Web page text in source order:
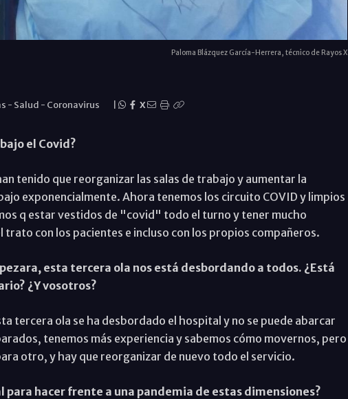
Paloma Blázquez García-Herrera, técnico de Rayos X
- Salud - Coronavirus X
el Covid?
tenido que reorganizar las salas de trabajo y aumentar la
exponencialmente. Ahora tenemos los circuito COVID y limpios
q estar vestidos de "covid" todo el turno y tener mucho
trato con los pacientes e incluso con los propios compañeros.
esta tercera ola nos está desbordando a todos. ¿Está
¿Y vosotros?
tercera ola se ha desbordado el hospital y no se puede abarcar
tenemos más experiencia y sabemos cómo movernos, pero
otro, y hay que reorganizar de nuevo todo el servicio.
para hacer frente a una pandemia de estas dimensiones?